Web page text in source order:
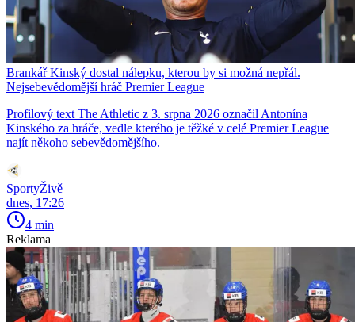
Brankář Kinský dostal nálepku, kterou by si možná nepřál.
Nejsebevědomější hráč Premier League
Profilový text The Athletic z 3. srpna 2026 označil Antonína
Kinského za hráče, vedle kterého je těžké v celé Premier League
najít někoho sebevědomějšího.
SportyŽivě
dnes, 17:26
4 min
Reklama